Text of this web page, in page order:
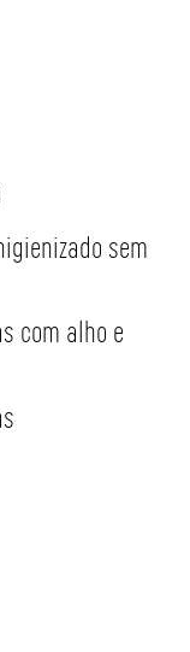
sem
com alho e